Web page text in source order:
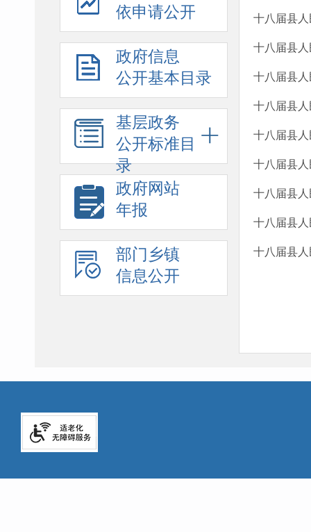
依申请公开
政府信息
公开基本目录
基层政务
公开标准目
录
政府网站
年报
部门乡镇
信息公开
十八届县
十八届县
十八届县
十八届县
十八届县
十八届县
十八届县
十八届县
十八届县